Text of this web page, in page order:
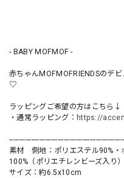
- BABY MOFMOF -
赤ちゃんMOFMOFRIENDSのデ
♡
ラッピングご希望の方はこちら↓
・通常ラッピング： https://
素材 側地：ポリエステル90%・
100%（ポリエチレンビーズ入り）
サイズ：約6.5x10cm